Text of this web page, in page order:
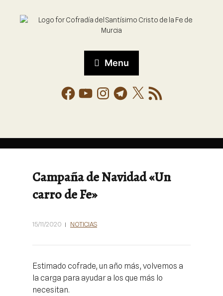
Menu
Campaña de Navidad «Un
carro de Fe»
15/11/2020 NOTICIAS
Estimado cofrade, un año más, volvemos a
la carga para ayudar a los que más lo
necesitan.